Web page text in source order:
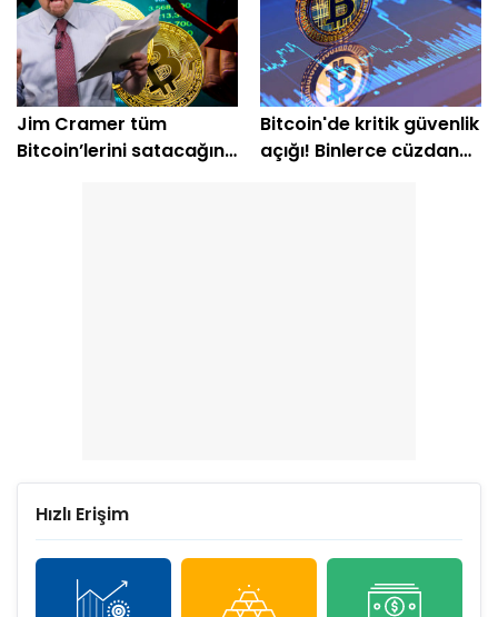
Jim Cramer tüm
Bitcoin’lerini satacağını
Bitcoin'de kritik güvenlik
açığı! Binlerce cüzdan
Hızlı Erişim